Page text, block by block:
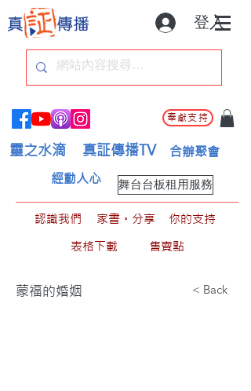
登入
奉獻支持
靈之水滴 真証傳播TV 合辦聚會
舞台台板租用服務
經動人心
認識我們 家書。分享
你的支持
表格下載
售賣點
蒙福的婚姻 < Back